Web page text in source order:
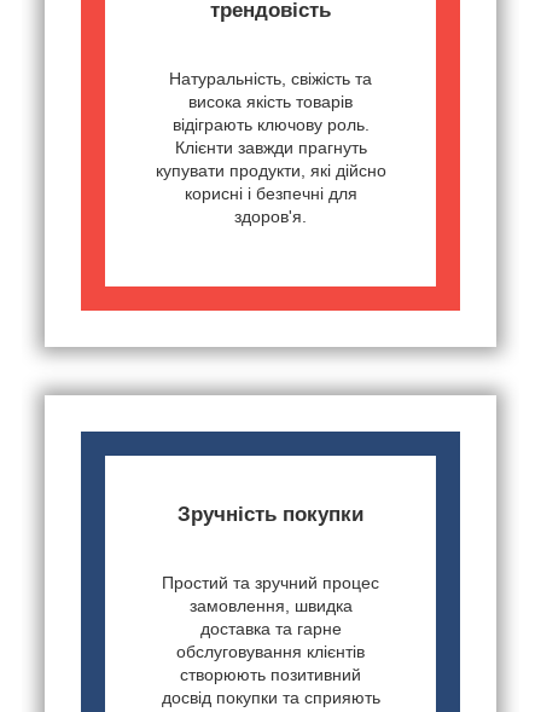
трендовість
Натуральність, свіжість та
висока якість товарів
відіграють ключову роль.
Клієнти завжди прагнуть
купувати продукти, які дійсно
корисні і безпечні для
здоров'я.
Зручність покупки
Простий та зручний процес
замовлення, швидка
доставка та гарне
обслуговування клієнтів
створюють позитивний
досвід покупки та сприяють